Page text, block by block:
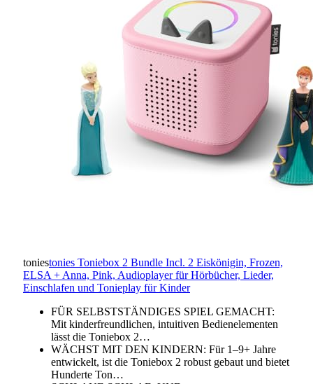
toniestonies Toniebox 2 Bundle Incl. 2 Eiskönigin, Frozen,
ELSA + Anna, Pink, Audioplayer für Hörbücher, Lieder,
Einschlafen und Tonieplay für Kinder
FÜR SELBSTSTÄNDIGES SPIEL GEMACHT:
Mit kinderfreundlichen, intuitiven Bedienelementen
lässt die Toniebox 2…
WÄCHST MIT DEN KINDERN: Für 1–9+ Jahre
entwickelt, ist die Toniebox 2 robust gebaut und bietet
Hunderte Ton…